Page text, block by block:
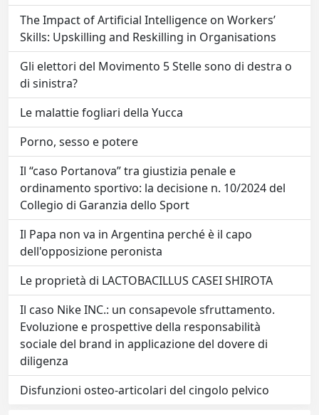
The Impact of Artificial Intelligence on Workers’
Skills: Upskilling and Reskilling in Organisations
Gli elettori del Movimento 5 Stelle sono di destra o
di sinistra?
Le malattie fogliari della Yucca
Porno, sesso e potere
Il “caso Portanova” tra giustizia penale e
ordinamento sportivo: la decisione n. 10/2024 del
Collegio di Garanzia dello Sport
Il Papa non va in Argentina perché è il capo
dell'opposizione peronista
Le proprietà di LACTOBACILLUS CASEI SHIROTA
Il caso Nike INC.: un consapevole sfruttamento.
Evoluzione e prospettive della responsabilità
sociale del brand in applicazione del dovere di
diligenza
Disfunzioni osteo-articolari del cingolo pelvico